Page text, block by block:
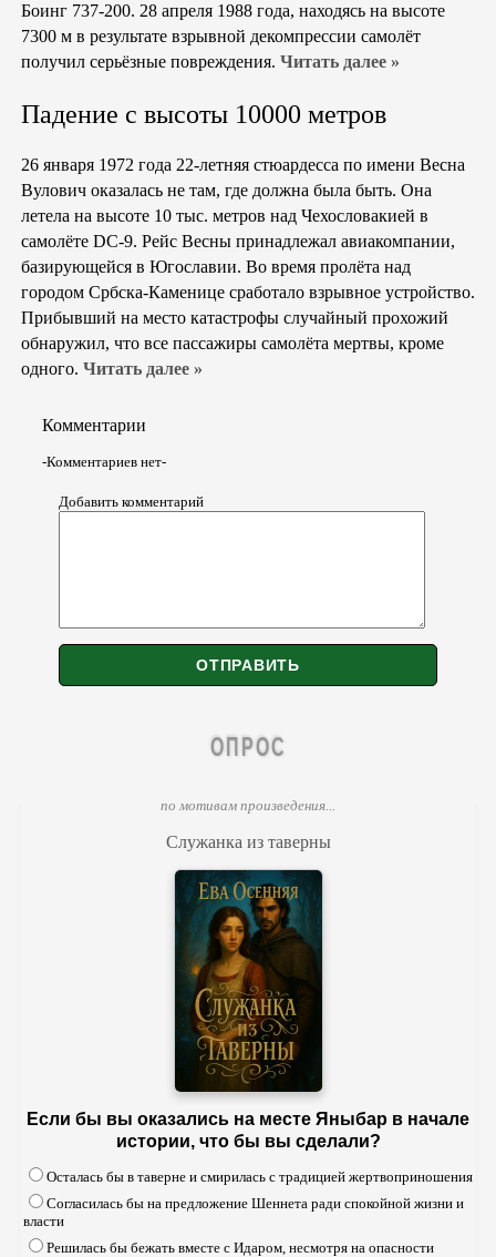
Боинг 737-200. 28 апреля 1988 года, находясь на высоте
7300 м в результате взрывной декомпрессии самолёт
получил серьёзные повреждения. Читать далее »
Падение с высоты 10000 метров
26 января 1972 года 22-летняя стюардесса по имени Весна
Вулович оказалась не там, где должна была быть. Она
летела на высоте 10 тыс. метров над Чехословакией в
самолёте DC-9. Рейс Весны принадлежал авиакомпании,
базирующейся в Югославии. Во время пролёта над
городом Србска-Каменице сработало взрывное устройство.
Прибывший на место катастрофы случайный прохожий
обнаружил, что все пассажиры самолёта мертвы, кроме
одного. Читать далее »
Комментарии
-Комментариев нет-
Добавить комментарий
ОПРОС
по мотивам произведения...
Служанка из таверны
Если бы вы оказались на месте Яныбар в начале
истории, что бы вы сделали?
Осталась бы в таверне и смирилась с традицией жертвоприношения
Согласилась бы на предложение Шеннета ради спокойной жизни и
власти
Решилась бы бежать вместе с Идаром, несмотря на опасности